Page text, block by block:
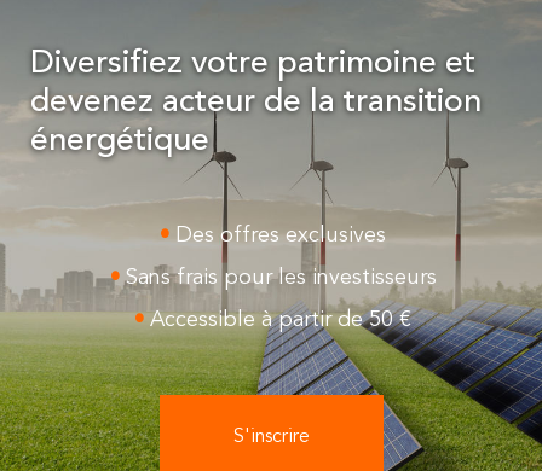
Diversifiez votre patrimoine et
devenez acteur de la transition
énergétique
Des offres exclusives
Sans frais pour les investisseurs
Accessible à partir de 50 €
S'inscrire